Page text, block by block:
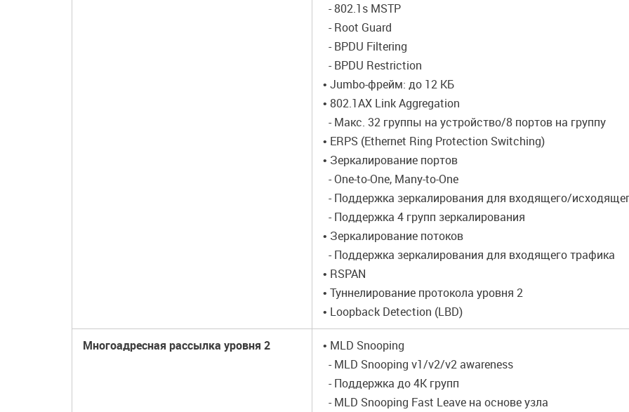
- 802.1s MSTP
- Root Guard
- BPDU Filtering
- BPDU Restriction
• Jumbo-фрейм: до 12 КБ
• 802.1AX Link Aggregation
- Макс. 32 группы на устройство/8 портов на группу
• ERPS (Ethernet Ring Protection Switching)
• Зеркалирование портов
- One-to-One, Many-to-One
- Поддержка зеркалирования для входящего/
- Поддержка 4 групп зеркалирования
• Зеркалирование потоков
- Поддержка зеркалирования для входящего трафика
• RSPAN
• Туннелирование протокола уровня 2
• Loopback Detection (LBD)
Многоадресная рассылка уровня 2
• MLD Snooping
- MLD Snooping v1/v2/v2 awareness
- Поддержка до 4K групп
- MLD Snooping Fast Leave на основе узла